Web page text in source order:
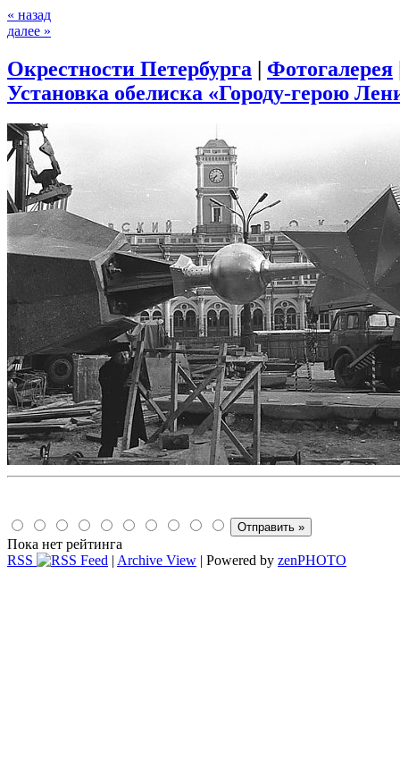
« назад
далее »
Окрестности Петербурга | Фотогалерея
Установка обелиска «Городу-герою
Пока нет рейтинга
RSS
| Archive View | Powered by zenPHOTO